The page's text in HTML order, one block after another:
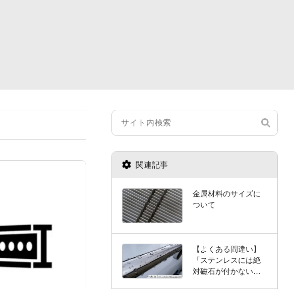
関連記事
金属材料のサイズに
ついて
【よくある間違い】
「ステンレスには絶
対磁石が付かない」